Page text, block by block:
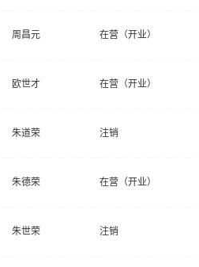
周昌元 在营（开业）
欧世才 在营（开业）
朱道荣 注销
朱德荣 在营（开业）
朱世荣 注销